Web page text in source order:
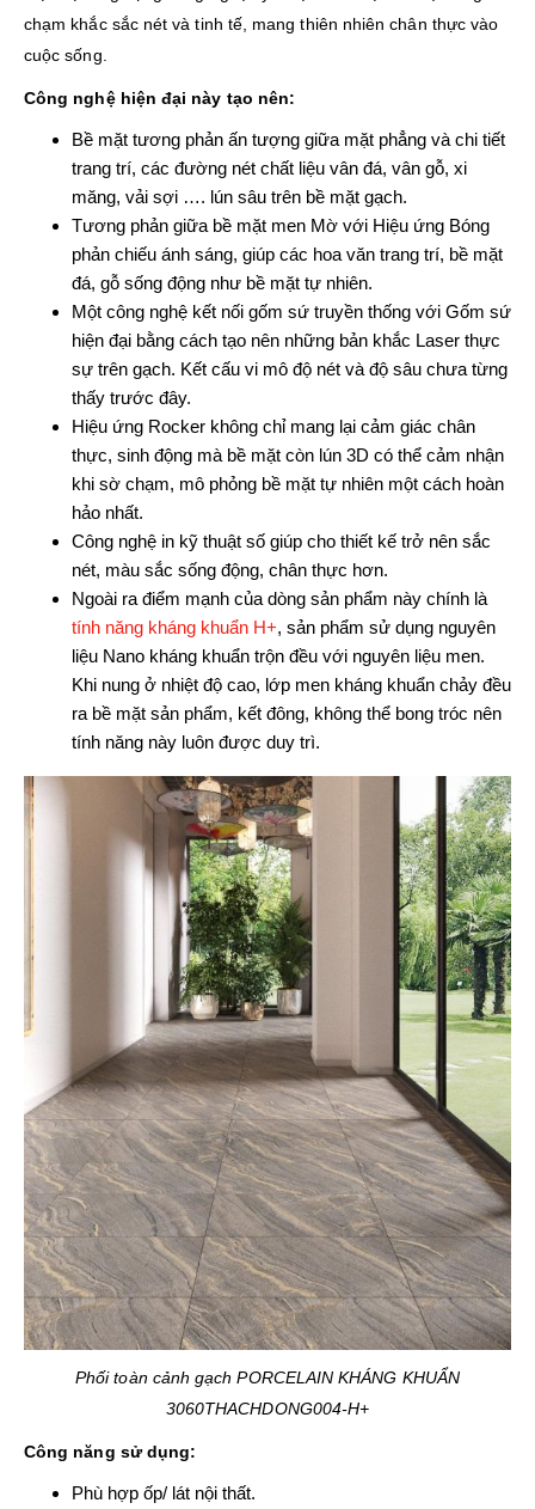
chạm khắc sắc nét và tinh tế, mang thiên nhiên chân thực vào
cuộc sống.
Công nghệ hiện đại này tạo nên:
Bề mặt tương phản ấn tượng giữa mặt phẳng và chi tiết
trang trí, các đường nét chất liệu vân đá, vân gỗ, xi
măng, vải sợi …. lún sâu trên bề mặt gạch.
Tương phản giữa bề mặt men Mờ với Hiệu ứng Bóng
phản chiếu ánh sáng, giúp các hoa văn trang trí, bề mặt
đá, gỗ sống động như bề mặt tự nhiên.
Một công nghệ kết nối gốm sứ truyền thống với Gốm sứ
hiện đại bằng cách tạo nên những bản khắc Laser thực
sự trên gạch. Kết cấu vi mô độ nét và độ sâu chưa từng
thấy trước đây.
Hiệu ứng Rocker không chỉ mang lại cảm giác chân
thực, sinh động mà bề mặt còn lún 3D có thể cảm nhận
khi sờ chạm, mô phỏng bề mặt tự nhiên một cách hoàn
hảo nhất.
Công nghệ in kỹ thuật số giúp cho thiết kế trở nên sắc
nét, màu sắc sống động, chân thực hơn.
Ngoài ra điểm mạnh của dòng sản phẩm này chính là
tính năng kháng khuẩn H+, sản phẩm sử dụng nguyên
liệu Nano kháng khuẩn trộn đều với nguyên liệu men.
Khi nung ở nhiệt độ cao, lớp men kháng khuẩn chảy đều
ra bề mặt sản phẩm, kết đông, không thể bong tróc nên
tính năng này luôn được duy trì.
Phối toàn cảnh gạch PORCELAIN KHÁNG KHUẨN
3060THACHDONG004-H+
Công năng sử dụng:
Phù hợp ốp/ lát nội thất.